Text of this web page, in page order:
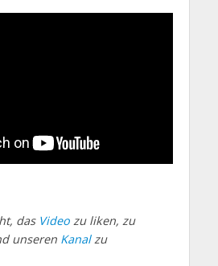
das Video zu liken, zu
unseren Kanalzu